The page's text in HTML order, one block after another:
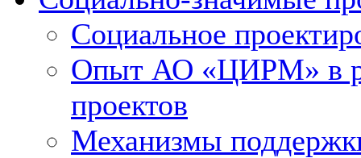
Социальное
Опыт АО «ЦИРМ» в
проектов
Механизмы